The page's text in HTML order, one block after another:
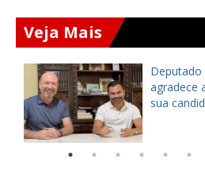
Veja Mais
Deputado
agradece
sua